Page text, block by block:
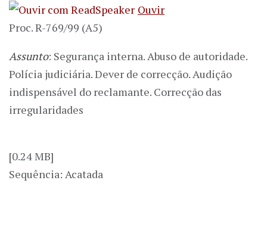
Ouvir
Proc. R-769/99 (A5)
Assunto: Segurança interna. Abuso de autoridade.
Polícia judiciária. Dever de correcção. Audição
indispensável do reclamante. Correcção das
irregularidades
[0.24 MB]
Sequência: Acatada